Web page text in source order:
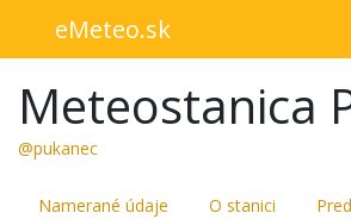
eMeteo.sk
Meteostanica
@pukanec
Namerané údaje O stanici